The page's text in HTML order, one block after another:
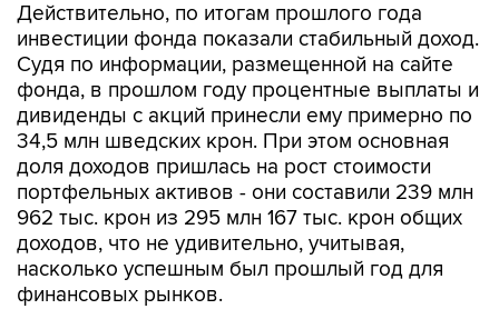
Действительно, по итогам прошлого года
инвестиции фонда показали стабильный доход.
Судя по информации, размещенной на сайте
фонда, в прошлом году процентные выплаты и
дивиденды с акций принесли ему примерно по
34,5 млн шведских крон. При этом основная
доля доходов пришлась на рост стоимости
портфельных активов - они составили 239 млн
962 тыс. крон из 295 млн 167 тыс. крон общих
доходов, что не удивительно, учитывая,
насколько успешным был прошлый год для
финансовых рынков.